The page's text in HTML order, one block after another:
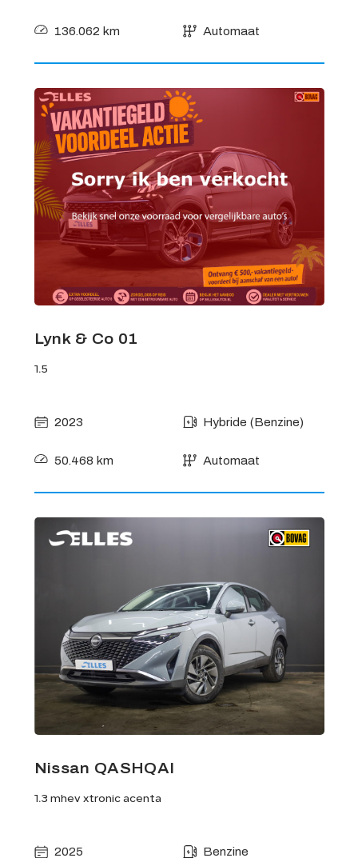
136.062 km Automaat
Lynk & Co 01
1.5
2023 Hybride (Benzine)
50.468 km Automaat
Nissan QASHQAI
1.3 mhev xtronic acenta
2025 Benzine